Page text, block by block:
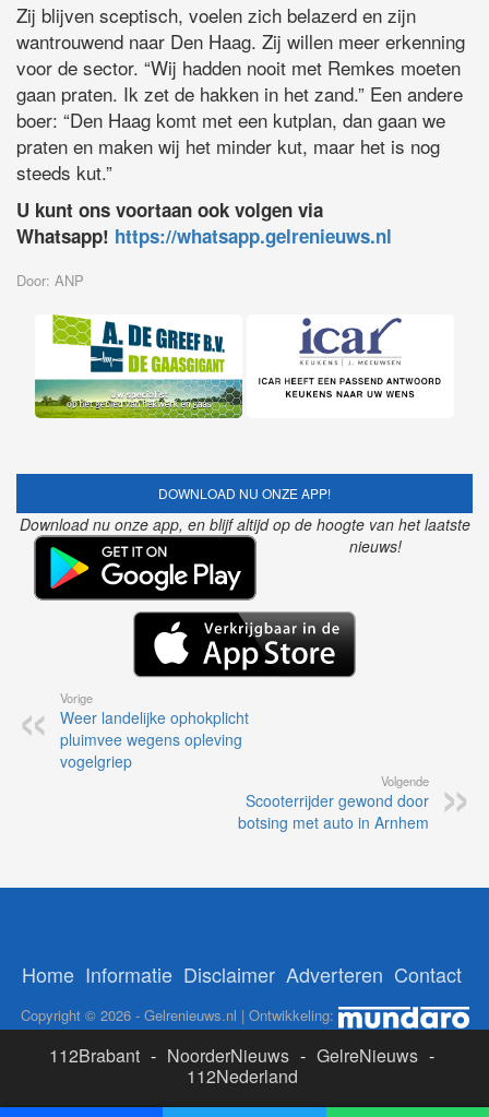
Zij blijven sceptisch, voelen zich belazerd en zijn
wantrouwend naar Den Haag. Zij willen meer erkenning
voor de sector. “Wij hadden nooit met Remkes moeten
gaan praten. Ik zet de hakken in het zand.” Een andere
boer: “Den Haag komt met een kutplan, dan gaan we
praten en maken wij het minder kut, maar het is nog
steeds kut.”
U kunt ons voortaan ook volgen via
Whatsapp! https://whatsapp.gelrenieuws.nl
Door: ANP
DOWNLOAD NU ONZE APP!
Download nu onze app, en blijf altijd op de hoogte van het laatste
nieuws!
Vorige
Weer landelijke ophokplicht
pluimvee wegens opleving
vogelgriep
Volgende
Scooterrijder gewond door
botsing met auto in Arnhem
Home Informatie Disclaimer Adverteren Contact
Copyright © 2026 - Gelrenieuws.nl | Ontwikkeling:
112Brabant - NoorderNieuws - GelreNieuws -
112Nederland